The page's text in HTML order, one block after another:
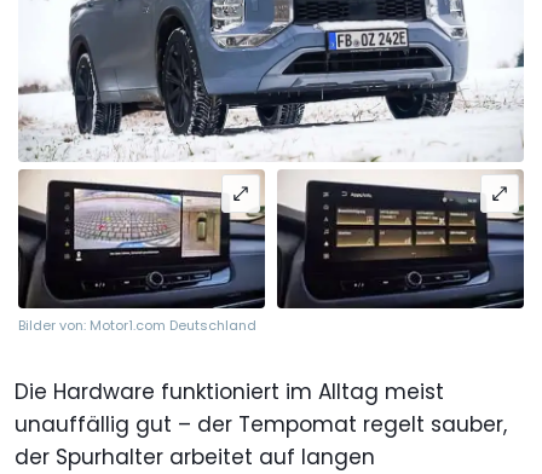
Bilder von: Motor1.com Deutschland
Die Hardware funktioniert im Alltag meist
unauffällig gut – der Tempomat regelt sauber,
der Spurhalter arbeitet auf langen